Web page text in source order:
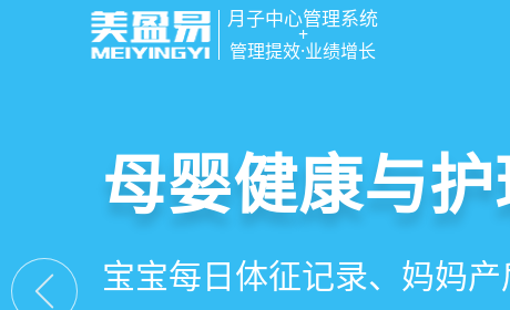
月子中心管理系统
+
管理提效·业绩增长
智慧月子中心
一站式解决月子中心入住、
母婴健康与
宝宝每日体征记录、妈妈
房态与预约
在线选房、预约入住、智能
会员营销与
会员积分、套餐定制、精准